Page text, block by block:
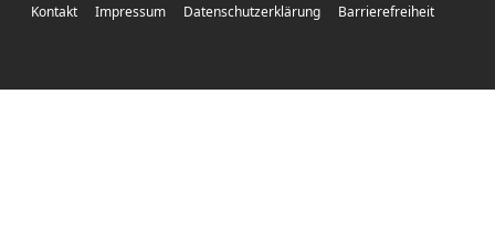
Kontakt Impressum Datenschutzerklärung Barrierefreiheit